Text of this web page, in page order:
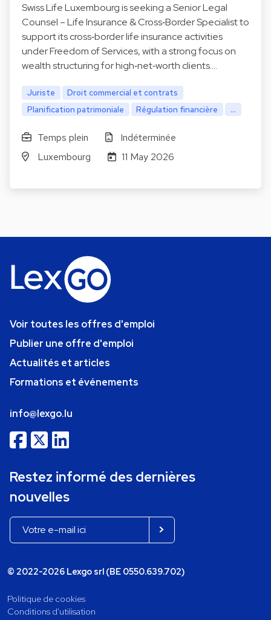
Swiss Life Luxembourg is seeking a Senior Legal
Counsel – Life Insurance & Cross‑Border Specialist to
support its cross‑border life insurance activities
under Freedom of Services, with a strong focus on
wealth structuring for high‑net‑worth clients.…
Juriste
Droit commercial et contrats
Planification patrimoniale
Régulation financière ...
Temps plein
Indéterminée
Luxembourg
11 May 2026
Voir toutes les offres d'emploi
Publier une offre d'emploi
Actualités et articles
Formations et événements
info@lexgo.lu
Restez informé des dernières
nouvelles
© 2022-2026 Lexgo srl (BE 0550.639.702)
Politique de cookies
Conditions d'utilisation